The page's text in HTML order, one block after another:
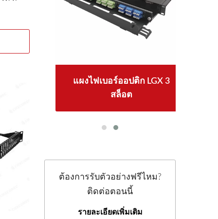
แผงไฟเบอร์ออปติก LGX 3
สล็อต
ต้องการรับตัวอย่างฟรีไหม?
ติดต่อตอนนี้
รายละเอียดเพิ่มเติม